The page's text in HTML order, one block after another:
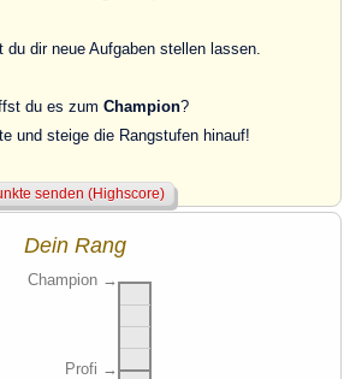
du dir neue Aufgaben stellen lassen.
du es zum Champion?
und steige die Rangstufen hinauf!
Dein Rang
Champion →
Profi →